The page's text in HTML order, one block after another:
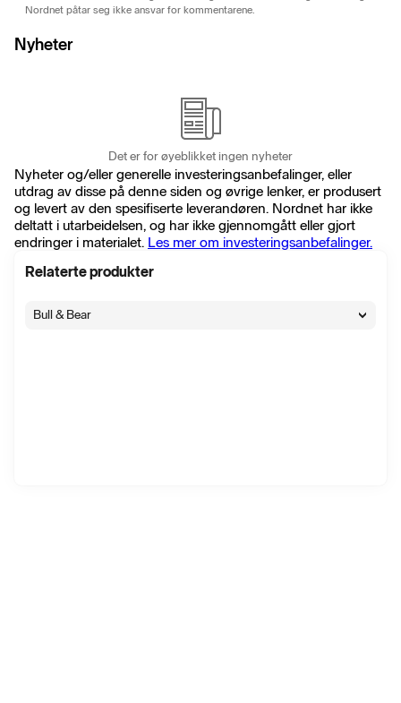
Nordnet påtar seg ikke ansvar for kommentarene.
Nyheter
Det er for øyeblikket ingen nyheter
Nyheter og/eller generelle investeringsanbefalinger, eller
utdrag av disse på denne siden og øvrige lenker, er produsert
og levert av den spesifiserte leverandøren. Nordnet har ikke
deltatt i utarbeidelsen, og har ikke gjennomgått eller gjort
endringer i materialet. Les mer om investeringsanbefalinger.
Relaterte produkter
Bull & Bear